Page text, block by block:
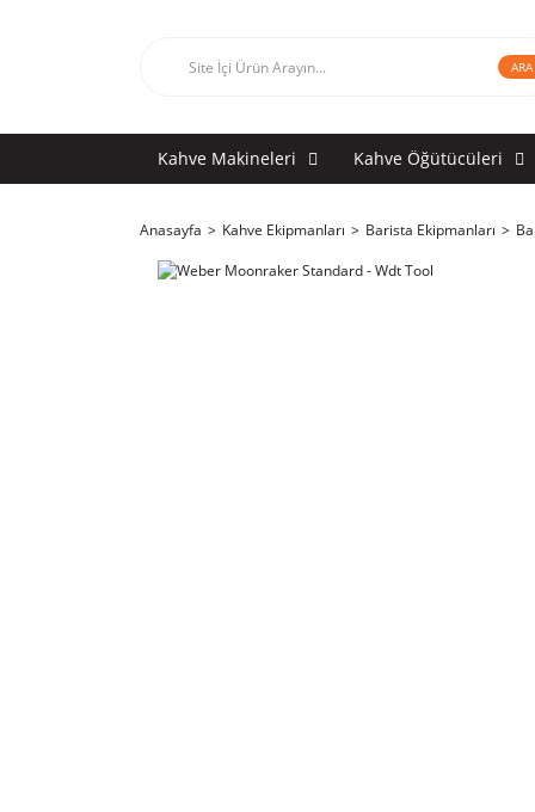
ARA
Kahve Makineleri Kahve Öğütücüleri
Anasayfa Kahve Ekipmanları Barista Ekipmanları